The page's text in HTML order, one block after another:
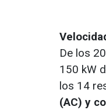
De los
150 kW
los 14
(AC) y